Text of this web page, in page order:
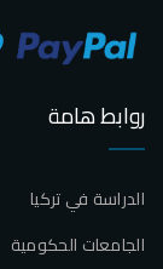
روابط هامة
الدراسة في تركيا
الجامعات الحكومية